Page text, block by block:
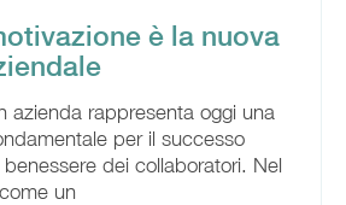
è la nuova
azienda rappresenta oggi una
per il successo
dei collaboratori. Nel
un